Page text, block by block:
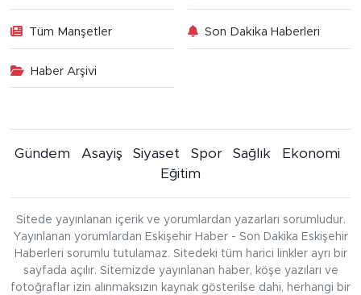
Tüm Manşetler Son Dakika Haberleri
Haber Arşivi
Gündem Asayiş Siyaset Spor Sağlık
Ekonomi
Eğitim
Sitede yayınlanan içerik ve yorumlardan yazarları sorumludur.
Yayınlanan yorumlardan Eskişehir Haber - Son Dakika Eskişehir
Haberleri sorumlu tutulamaz. Sitedeki tüm harici linkler ayrı bir
sayfada açılır. Sitemizde yayınlanan haber, köşe yazıları ve
fotoğraflar izin alınmaksızın kaynak gösterilse dahi, herhangi bir